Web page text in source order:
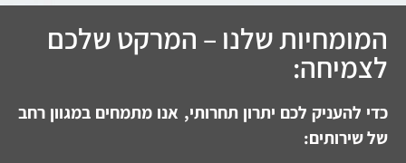
המומחיות שלנו – המרקט שלכם
לצמיחה:
כדי להעניק לכם יתרון תחרותי, אנו מתמחים במגוון רחב
של שירותים: